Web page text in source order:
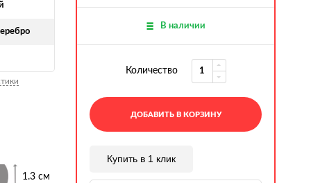
1.3 см
В наличии
Количество
ДОБАВИТЬ В КОРЗИНУ
Купить в 1 клик